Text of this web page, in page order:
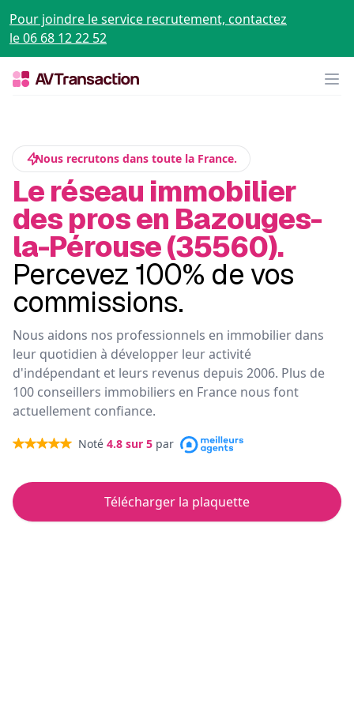
Pour joindre le service recrutement, contactez
le 06 68 12 22 52
Nous recrutons dans toute la France.
Le réseau immobilier
des pros en Bazouges-
la-Pérouse (35560).
Percevez 100% de vos
commissions.
Nous aidons nos professionnels en immobilier dans
leur quotidien à développer leur activité
d'indépendant et leurs revenus depuis 2006. Plus de
100 conseillers immobiliers en France nous font
actuellement confiance.
Noté 4.8 sur 5 par
Télécharger la plaquette